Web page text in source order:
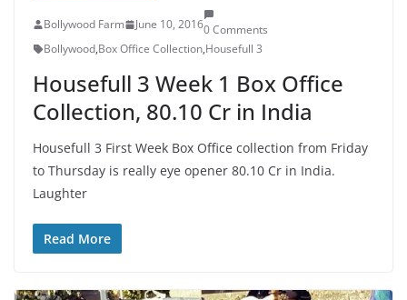
Bollywood Farm June 10, 20160 Comments
Bollywood,Box Office Collection,Housefull 3
Housefull 3 Week 1 Box Office
Collection, 80.10 Cr in India
Housefull 3 First Week Box Office collection from Friday
to Thursday is really eye opener 80.10 Cr in India.
Laughter
Read More